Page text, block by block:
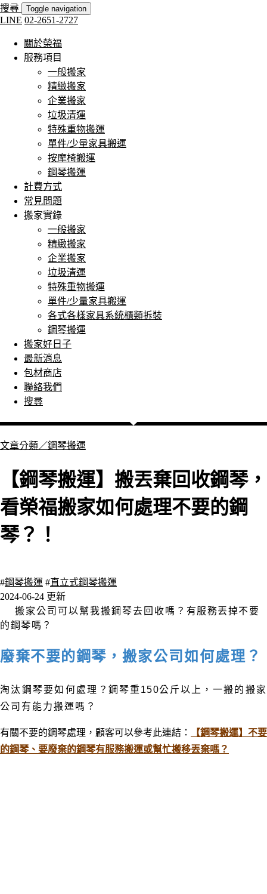
搜尋 Toggle navigation
LINE 02-2651-2727
關於榮福
服務項目
一般搬家
精緻搬家
企業搬家
垃圾清運
特殊重物搬運
單件/少量家具搬運
按摩椅搬運
鋼琴搬運
計費方式
常見問題
搬家實錄
一般搬家
精緻搬家
企業搬家
垃圾清運
特殊重物搬運
單件/少量家具搬運
各式各樣家具系統櫃類拆裝
鋼琴搬運
搬家好日子
最新消息
包材商店
聯絡我們
搜尋
文章分類／鋼琴搬運
【鋼琴搬運】搬丟棄回收鋼琴，
看榮福搬家如何處理不要的鋼
琴？！
#鋼琴搬運 #直立式鋼琴搬運
2024-06-24 更新
搬家公司可以幫我搬鋼琴去回收嗎 ？有服務丟掉不要
的鋼琴嗎 ？
廢棄不要的鋼琴 ，搬家公司如何處理 ？
淘汰鋼琴要如何處理 ？鋼琴重150公斤以上 ，一搬的搬家
公司有能力搬運嗎 ？
有關不要的鋼琴處理，顧客可以參考此連結：
【鋼琴搬運】不要
的鋼琴、要廢棄的鋼琴有服務搬運或幫忙搬移丟棄嗎？